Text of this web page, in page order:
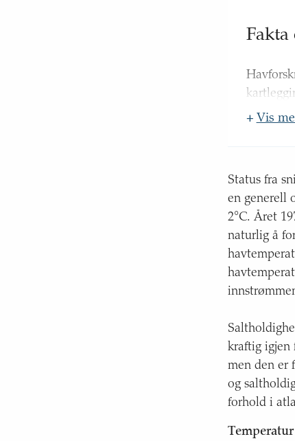
Fakta
Nord:
Disse
+ Vis
Status fra
en generell
2°C. Året
naturlig å
kraftig igjen
men den er
og
forhold i